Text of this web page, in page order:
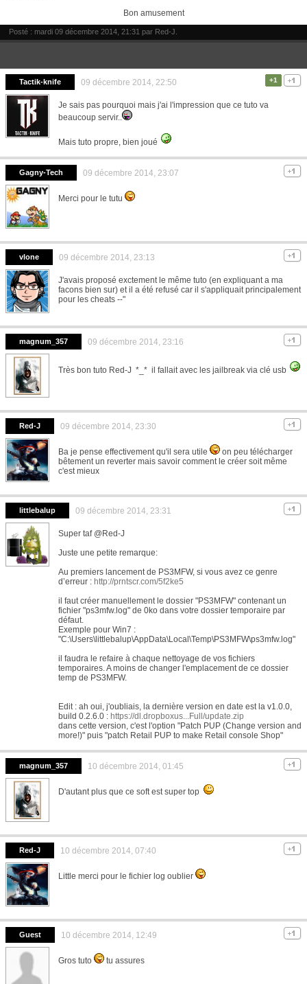
Bon amusement
Posté : mardi 09 décembre 2014, 21:31 par Red-J.
Tactik-knife 09 décembre 2014, 22:50 +1
Je sais pas pourquoi mais j'ai l'impression que ce tuto va
beaucoup servir..
Mais tuto propre, bien joué
Gagny-Tech 09 décembre 2014, 23:07
Merci pour le tutu
vlone 09 décembre 2014, 23:13
J'avais proposé exctement le même tuto (en expliquant a ma
facons bien sur) et il a été refusé car il s'appliquait principalement
pour les cheats --"
magnum_357 09 décembre 2014, 23:16
Très bon tuto Red-J *_* il fallait avec les jailbreak via clé usb
Red-J 09 décembre 2014, 23:30
Ba je pense effectivement qu'il sera utile
on peu télécharger
bêtement un reverter mais savoir comment le créer soit même
c'est mieux
littlebalup 09 décembre 2014, 23:31
Super taf @Red-J
Juste une petite remarque:
Au premiers lancement de PS3MFW, si vous avez ce genre
d’erreur : http://prntscr.com/5f2ke5
il faut créer manuellement le dossier "PS3MFW" contenant un
fichier "ps3mfw.log" de 0ko dans votre dossier temporaire par
défaut.
Exemple pour Win7 :
"C:\Users\littlebalup\AppData\Local\Temp\PS3MFW\ps3mfw.log"
il faudra le refaire à chaque nettoyage de vos fichiers
temporaires. A moins de changer l'emplacement de ce dossier
temp de PS3MFW.
Edit : ah oui, j'oubliais, la dernière version en date est la v1.0.0,
build 0.2.6.0 : https://dl.dropboxus...Full/update.zip
dans cette version, c'est l'option "Patch PUP (Change version and
more!)" puis "patch Retail PUP to make Retail console Shop"
magnum_357 10 décembre 2014, 01:45
D'autant plus que ce soft est super top
Red-J 10 décembre 2014, 07:40
Little merci pour le fichier log oublier
Guest 10 décembre 2014, 12:49
Gros tuto tu assures